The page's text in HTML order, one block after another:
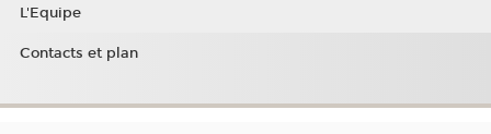
L'Equipe
Contacts et plan